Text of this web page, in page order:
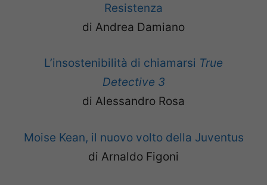
Resistenza
di Andrea Damiano
L’insostenibilità di chiamarsi True
Detective 3
di Alessandro Rosa
Moise Kean, il nuovo volto della Juventus
di Arnaldo Figoni